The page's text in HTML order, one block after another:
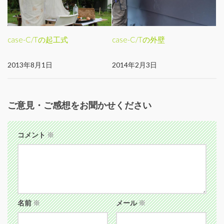
case-C/Tの起工式
2013年8月1日
case-C/Tの外壁
2014年2月3日
ご意見・ご感想をお聞かせください
コメント※
名前※ メール※